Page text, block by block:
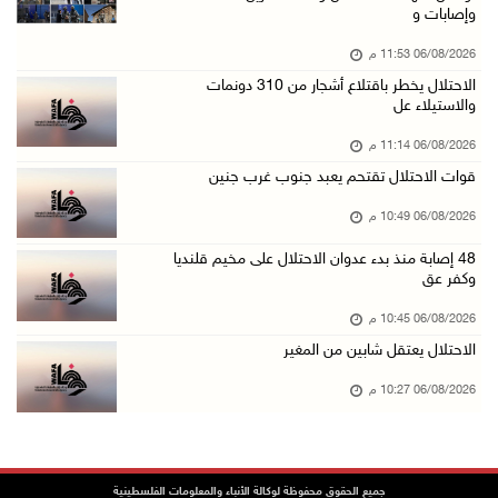
الاحتلال يوسع حملات الدهم والاعتقال في قلنديا ...
06/آب/2026 08:06 م
الرئيس المصري وملك البحرين يشددان على ضرورة ت ...
رابطة العالم الإسلامي تدين تواصل انتهاكات الا ...
اليونيسف: استشهاد 300 طفل منذ وقف إطلاق النار ...
إصابتان بالرصاص والاعتداء خلال اقتحام الاحتلا ...
وإصابات و
06/08/2026 11:53 م
الاحتلال يخطر باقتلاع أشجار من 310 دونمات
والاستيلاء عل
06/08/2026 11:14 م
قوات الاحتلال تقتحم يعبد جنوب غرب جنين
06/08/2026 10:49 م
48 إصابة منذ بدء عدوان الاحتلال على مخيم قلنديا
وكفر عق
06/08/2026 10:45 م
الاحتلال يعتقل شابين من المغير
06/08/2026 10:27 م
جميع الحقوق محفوظة لوكالة الأنباء والمعلومات الفلسطينية